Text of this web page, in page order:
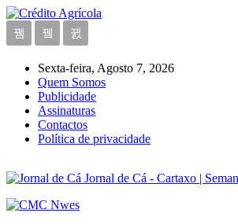
Sexta-feira, Agosto 7, 2026
Quem Somos
Publicidade
Assinaturas
Contactos
Política de privacidade
Jornal de Cá - Cartaxo |